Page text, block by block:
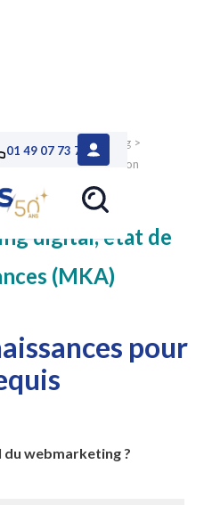
01 49 07 73 73
formation Marketing >
cross-canal
>formation
test-prérequis
digital, état de
(MKA)
pour
webmarketing ?